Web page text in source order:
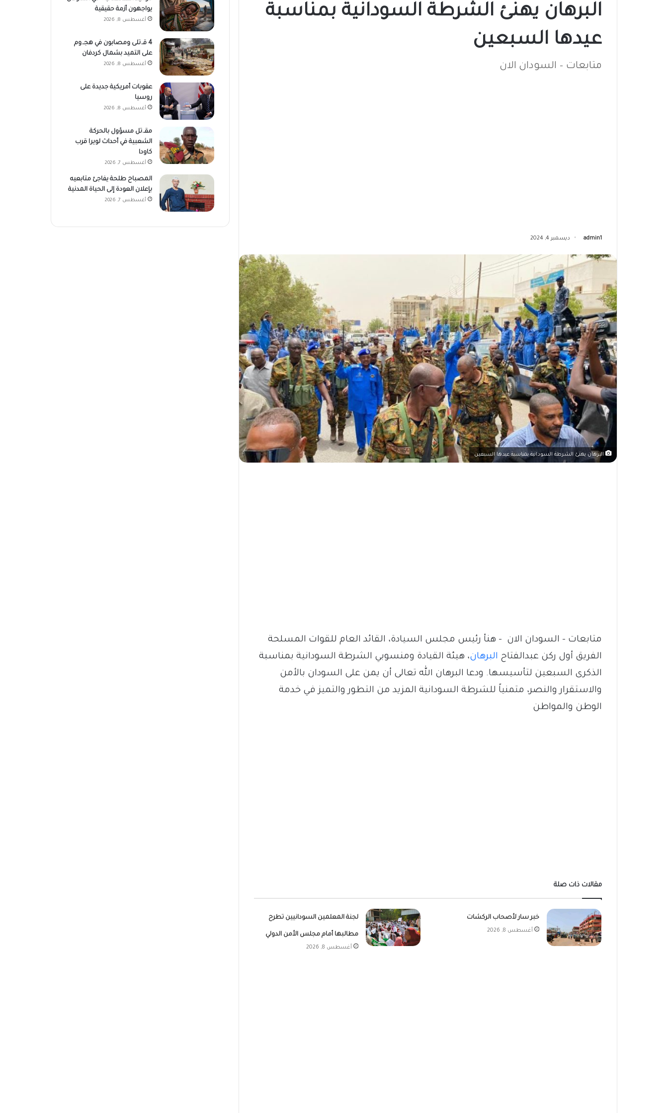
البرهان يهنئ الشرطة السودانية بمناسبة
عيدها السبعين
متابعات – السودان الان
admin1 ديسمبر 4, 2024
البرهان يهنئ الشرطة السودانية بمناسبة عيدها السبعين
متابعات – السودان الان – هنأ رئيس مجلس السيادة، القائد العام للقوات المسلحة
الفريق أول ركن عبدالفتاح البرهان، هيئة القيادة ومنسوبي الشرطة السودانية بمناسبة
الذكرى السبعين لتأسيسها. ودعا البرهان الله تعالى أن يمن على السودان بالأمن
والاستقرار والنصر، متمنياً للشرطة السودانية المزيد من التطور والتميز في خدمة
الوطن والمواطن
مقالات ذات صلة
خبر سار لأصحاب الركشات
أغسطس 8, 2026
لجنة المعلمين السودانيين تطرح
مطالبها أمام مجلس الأمن الدولي
أغسطس 8, 2026
يواجهون أزمة حقيقية
أغسطس 8, 2026
4 قـ.تلى ومصابون في هجـ.وم
على التميد بشمال كردفان
أغسطس 8, 2026
عقوبات أمريكية جديدة على
روسيا
أغسطس 8, 2026
مقـ.تل مسؤول بالحركة
الشعبية في أحداث لويرا قرب
كاودا
أغسطس 7, 2026
المصباح طلحة يفاجئ متابعيه
بإعلان العودة إلى الحياة المدنية
أغسطس 7, 2026